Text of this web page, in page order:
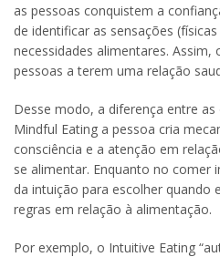
as pessoas conquistem a
de identificar as sensações
necessidades alimentares. Assim,
pessoas a terem uma relação
Desse modo, a diferença entre as
Mindful Eating a pessoa cria
consciência e a atenção em
se alimentar. Enquanto no comer
da intuição para escolher quando
regras em relação à alimentação.
Por exemplo, o Intuitive Eating